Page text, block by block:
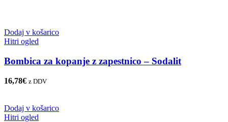
Dodaj v košarico
Hitri ogled
Bombica za kopanje z zapestnico – Sodalit
16,78€ z DDV
Dodaj v košarico
Hitri ogled